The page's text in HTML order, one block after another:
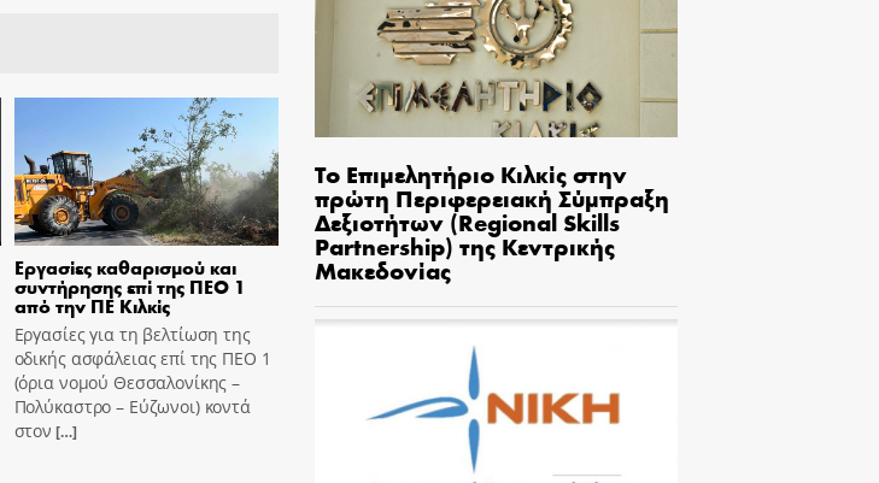
Εργασίες καθαρισμού και
συντήρησης επί της ΠΕΟ 1
από την ΠΕ Κιλκίς
Εργασίες για τη βελτίωση της
οδικής ασφάλειας επί της ΠΕΟ 1
(όρια νομού Θεσσαλονίκης –
Πολύκαστρο – Εύζωνοι) κοντά
στον […]
Το Επιμελητήριο Κιλκίς στην
πρώτη Περιφερειακή Σύμπραξη
Δεξιοτήτων (Regional Skills
Partnership) της Κεντρικής
Μακεδονίας